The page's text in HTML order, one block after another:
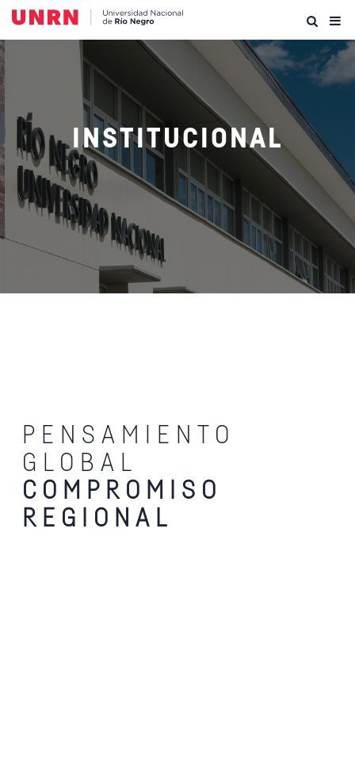
INSTITUCIONAL
PENSAMIENTO
GLOBAL
COMPROMISO
REGIONAL